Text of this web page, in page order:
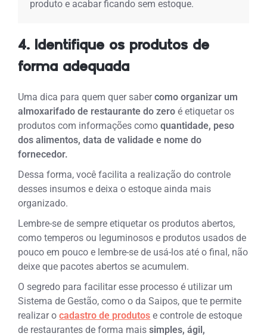
produto e acabar ficando sem estoque.
4. Identifique os produtos de
forma adequada
Uma dica para quem quer sabercomo organizar um
almoxarifado de restaurante do zero é etiquetar os
produtos com informações comoquantidade, peso
dos alimentos, data de validade e nome do
fornecedor.
Dessa forma, você facilita a realização do controle
desses insumos e deixa o estoque ainda mais
organizado.
Lembre-se de sempre etiquetar os produtos abertos,
como temperos ou leguminosos e produtos usados de
pouco em pouco e lembre-se de usá-los até o final, não
deixe que pacotes abertos se acumulem.
O segredo para facilitar esse processo é utilizar um
Sistema de Gestão, como o da Saipos, que te permite
realizar ocadastro de produtos e controle de estoque
de restaurantes de forma maissimples, ágil,